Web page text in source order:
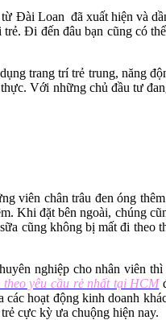
Đài Loan đã xuất hiện và
Đi đến đâu bạn cũng có
trang trí trẻ trung, năng
Với những chủ đầu tư
viên chân trâu đen óng
Khi đặt bên ngoài, chúng
cũng không bị mất đi theo
nghiệp cho nhân viên
yêu cầu rẻ nhất tại HCM
hoạt động kinh doanh
cực kỳ ưa chuộng hiện nay.